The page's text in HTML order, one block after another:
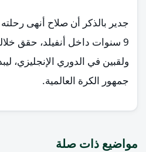
جدير بالذكر أن صلاح أنهى رحلته
9 سنوات داخل أنفيلد، حقق
ولقبين في الدوري الإنجليزي،
جمهور الكرة العالمية.
مواضيع ذات صلة